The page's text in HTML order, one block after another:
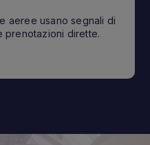
aeree usano segnali di
prenotazioni dirette.